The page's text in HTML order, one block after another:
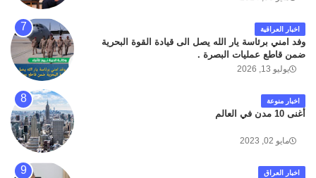
اخبار العراقية
وفد امني برئاسة يار الله يصل الى قيادة القوة البحرية
ضمن قاطع عمليات البصرة .
يوليو 13, 2026
اخبار منوعة
أغنى 10 مدن في العالم
مايو 02, 2023
اخبار العراق